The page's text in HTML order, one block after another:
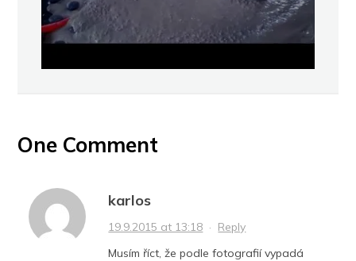
One Comment
karlos
19.9.2015 at 13:18 · Reply
Musím říct, že podle fotografií vypadá